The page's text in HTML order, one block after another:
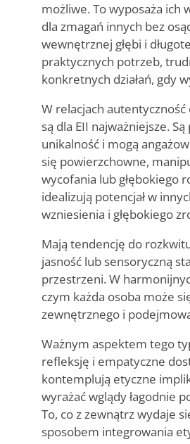
możliwe. To wyposaża ich
dla zmagań innych bez
wewnętrznej głębi i
praktycznych potrzeb,
konkretnych działań, gdy
W relacjach
są dla EII najważniejsze.
unikalność i mogą
się powierzchowne,
wycofania lub głębokiego
idealizują potencjał w
wzniesienia i głębokiego
Mają tendencję do
jasność lub sensoryczną
przestrzeni. W
czym każda osoba może
zewnętrznego i
Ważnym aspektem tego
refleksję i empatyczne
kontemplują etyczne
wyrażać wglądy łagodnie
To, co z zewnątrz wydaje
sposobem integrowania